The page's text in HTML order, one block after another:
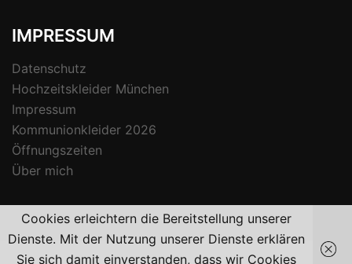
IMPRESSUM
Datenschutz
Hochzeitskleider München
Impressum
Kommunionkleider 2026
Öffnungszeiten
Über mich
Cookies erleichtern die Bereitstellung unserer
Dienste. Mit der Nutzung unserer Dienste erklären
Sie sich damit einverstanden, dass wir Cookies